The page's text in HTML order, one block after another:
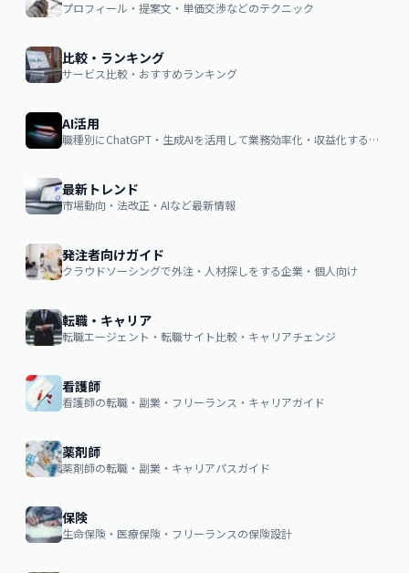
プロフィール・提案文・単価交渉などのテクニック
比較・ランキング
サービス比較・おすすめランキング
AI活用
職種別にChatGPT・生成AIを活用して業務効率化・収益化するノウハウ
最新トレンド
市場動向・法改正・AIなど最新情報
発注者向けガイド
クラウドソーシングで外注・人材探しをする企業・個人向け
転職・キャリア
転職エージェント・転職サイト比較・キャリアチェンジ
看護師
看護師の転職・副業・フリーランス・キャリアガイド
薬剤師
薬剤師の転職・副業・キャリアパスガイド
保険
生命保険・医療保険・フリーランスの保険設計